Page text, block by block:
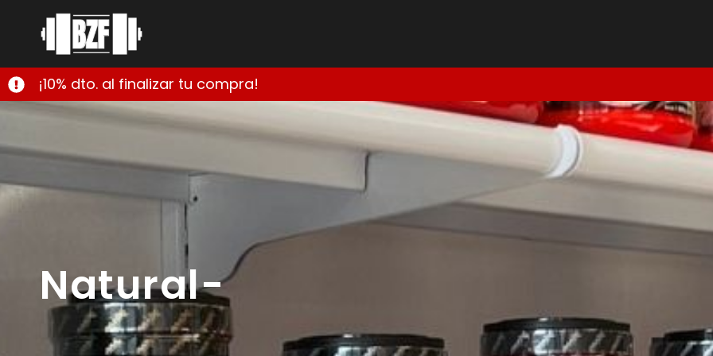
¡10% dto. al finalizar tu compra!
Natural-